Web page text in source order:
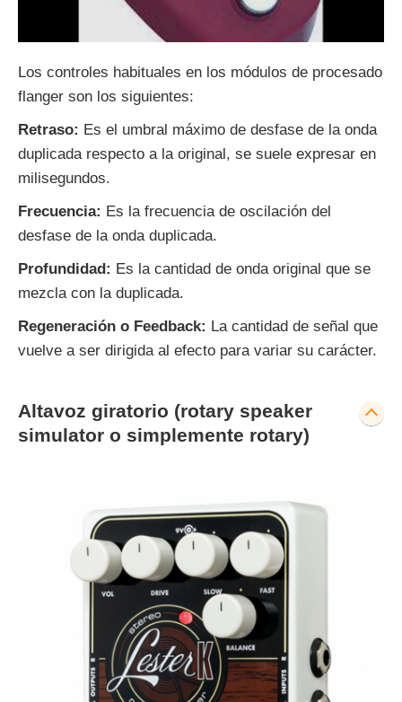
Los controles habituales en los módulos de procesado
flanger son los siguientes:
Retraso: Es el umbral máximo de desfase de la onda
duplicada respecto a la original, se suele expresar en
milisegundos.
Frecuencia: Es la frecuencia de oscilación del
desfase de la onda duplicada.
Profundidad: Es la cantidad de onda original que se
mezcla con la duplicada.
Regeneración o Feedback: La cantidad de señal que
vuelve a ser dirigida al efecto para variar su carácter.
Altavoz giratorio (rotary speaker
simulator o simplemente rotary)